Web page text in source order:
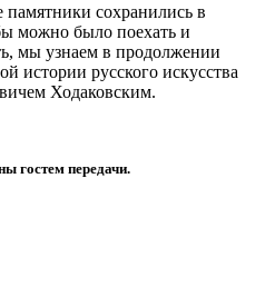
памятники сохранились в
можно было поехать и
мы узнаем в продолжении
истории русского искусства
Ходаковским.
передачи.